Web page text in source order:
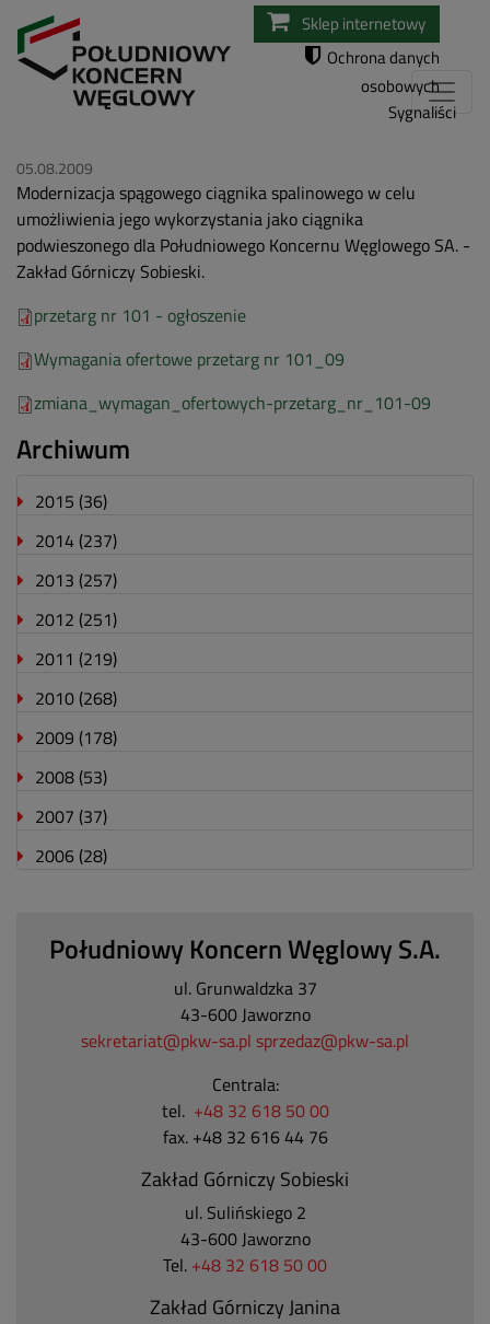
Przejdź
do
Sklep internetowy
Ochrona danych
osobowych
Sygnaliści
05.08.2009
Modernizacja spągowego ciągnika spalinowego w celu
umożliwienia jego wykorzystania jako ciągnika
podwieszonego dla Południowego Koncernu Węglowego SA. -
Zakład Górniczy Sobieski.
przetarg nr 101 - ogłoszenie
Wymagania ofertowe przetarg nr 101_09
zmiana_wymagan_ofertowych-przetarg_nr_101-09
Archiwum
2015 (36)
2014 (237)
2013 (257)
2012 (251)
2011 (219)
2010 (268)
2009 (178)
2008 (53)
2007 (37)
2006 (28)
Południowy Koncern Węglowy S.A.
ul. Grunwaldzka 37
43-600 Jaworzno
sekretariat@pkw-sa.pl sprzedaz@pkw-sa.pl
Centrala:
tel. +48 32 618 50 00
fax. +48 32 616 44 76
Zakład Górniczy Sobieski
ul. Sulińskiego 2
43-600 Jaworzno
Tel. +48 32 618 50 00
Zakład Górniczy Janina